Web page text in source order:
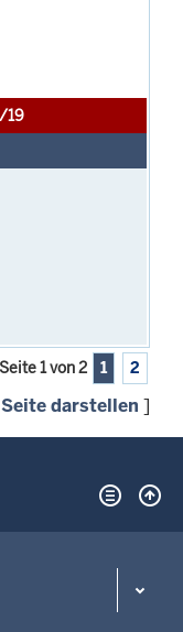
19
Seite 1 von 2 1 2
darstellen ]